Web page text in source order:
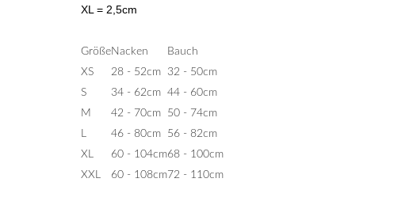
XL = 2,5cm
GrößeNacken
Bauch
XS
28 - 52cm
32 - 50cm
S
34 - 62cm 44 - 60cm
M
42 - 70cm
50 - 74cm
L
46 - 80cm
56 - 82cm
XL
60 - 104cm68 - 100cm
XXL
60 - 108cm72 - 110cm